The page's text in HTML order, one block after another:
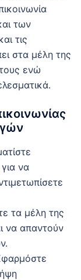
των
τις
στα μέλη της
ενώ
να
τα μέλη της
να απαντούν